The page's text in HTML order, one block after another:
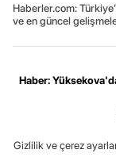
Haberler.com:
ve en güncel
Haber:
Gizlilik ve çerez